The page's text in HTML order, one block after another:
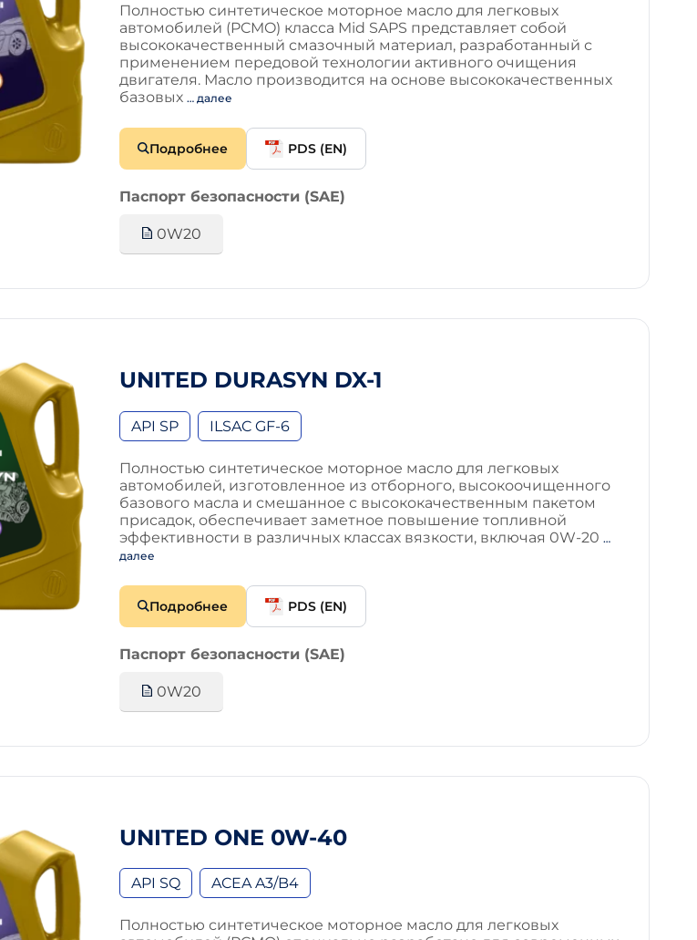
Полностью синтетическое моторное масло для легковых
автомобилей (PCMO) класса Mid SAPS представляет собой
высококачественный смазочный материал, разработанный с
применением передовой технологии активного очищения
двигателя. Масло производится на основе высококачественных
базовых… далее
Подробнее PDS (EN)
Паспорт безопасности (SAE)
0W20
UNITED DURASYN DX-1
API SP ILSAC GF-6
Полностью синтетическое моторное масло для легковых
автомобилей, изготовленное из отборного, высокоочищенного
базового масла и смешанное с высококачественным пакетом
присадок, обеспечивает заметное повышение топливной
эффективности в различных классах вязкости, включая 0W-20…
далее
Подробнее PDS (EN)
Паспорт безопасности (SAE)
0W20
UNITED ONE 0W-40
API SQ ACEA A3/B4
Полностью синтетическое моторное масло для легковых